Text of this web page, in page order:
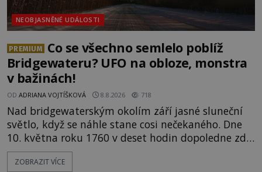
NEOBJASNĚNÉ UDÁLOSTI
PREMIUM
Co se všechno semlelo poblíž
Bridgewateru? UFO na obloze, monstra
v bažinách!
OD ADRIANA VOJTÍŠKOVÁ 8.8.2026 718
Nad bridgewaterským okolím září jasné sluneční
světlo, když se náhle stane cosi nečekaného. Dne
10. května roku 1760 v deset hodin dopoledne zde
dojde k vůbec prvnímu historicky doloženému
přeletu UFO. Podle záznamů vyzařuje takové
ZOBRAZIT VÍCE